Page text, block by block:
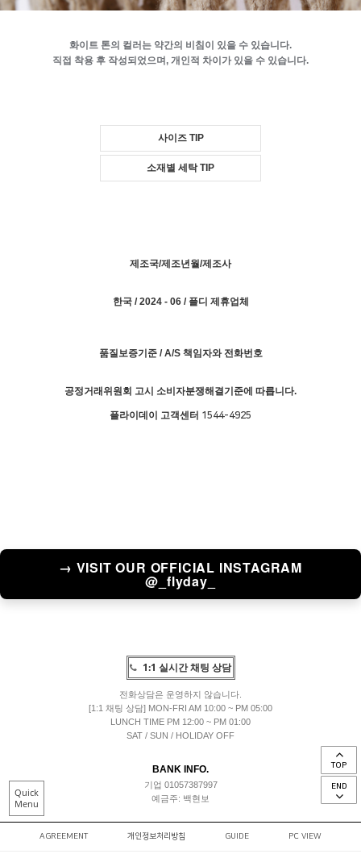
Quick
Menu
TOP
END
화이트 톤의 컬러는 약간의 비침이 있을 수 있습니다.
직접 착용 후 작성되었으며, 개인적 차이가 있을 수 있습니다.
사이즈 TIP
소재별 세탁 TIP
제조국/제조년월/제조사
한국 / 2024 - 06 / 플디 제휴업체
품질보증기준 / A/S 책임자와 전화번호
공정거래위원회 고시 소비자분쟁해결기준에 따릅니다.
플라이데이 고객센터 1544-4925
→ VISIT OUR OFFICIAL INSTAGRAM
@_flyday_
1:1 실시간 채팅 상담
전화상담은 운영하지 않습니다.
[1:1 채팅 상담] MON-FRI AM 10:00 ~ PM 05:00
LUNCH TIME PM 12:00 ~ PM 01:00
SAT / SUN / HOLIDAY OFF
BANK INFO.
기업 01057387997
예금주: 백현보
AGREEMENT 개인정보처리방침 GUIDE PC VIEW